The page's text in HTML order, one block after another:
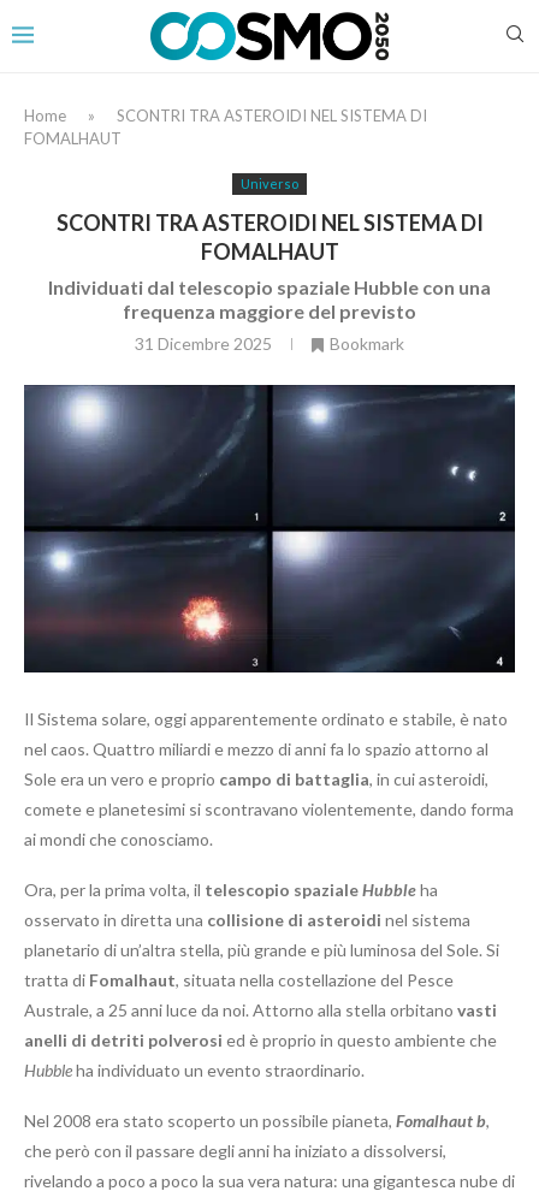
Home »
SCONTRI TRA ASTEROIDI NEL SISTEMA DI
FOMALHAUT
Universo
SCONTRI TRA ASTEROIDI NEL SISTEMA DI
FOMALHAUT
Individuati dal telescopio spaziale Hubble con una
frequenza maggiore del previsto
31 Dicembre 2025 Bookmark
Il Sistema solare, oggi apparentemente ordinato e stabile, è nato
nel caos. Quattro miliardi e mezzo di anni fa lo spazio attorno al
Sole era un vero e proprio campo di battaglia, in cui asteroidi,
comete e planetesimi si scontravano violentemente, dando forma
ai mondi che conosciamo.
Ora, per la prima volta, il telescopio spazialeHubbleha
osservato in diretta una collisione di asteroidi nel sistema
planetario di un’altra stella, più grande e più luminosa del Sole. Si
tratta di Fomalhaut, situata nella costellazione del Pesce
Australe, a 25 anni luce da noi. Attorno alla stella orbitano vasti
anelli di detriti polverosi ed è proprio in questo ambiente che
Hubbleha individuato un evento straordinario.
Nel 2008 era stato scoperto un possibile pianeta, Fomalhaut b,
che però con il passare degli anni ha iniziato a dissolversi,
rivelando a poco a poco la sua vera natura: una gigantesca nube di